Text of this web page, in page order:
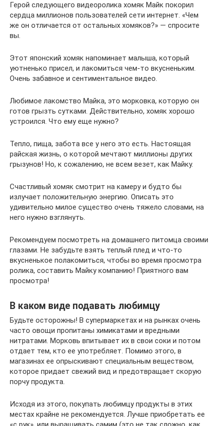
Герой следующего видеоролика хомяк Майк покорил
сердца миллионов пользователей сети интернет. «Чем
же он отличается от остальных хомяков?» — спросите
вы.
Этот японский хомяк напоминает малыша, который
уютненько присел, и лакомиться чем-то вкусненьким.
Очень забавное и сентиментальное видео.
Любимое лакомство Майка, это морковка, которую он
готов грызть сутками. Действительно, хомяк хорошо
устроился. Что ему еще нужно?
Тепло, пища, забота все у него это есть. Настоящая
райская жизнь, о которой мечтают миллионы других
грызунов! Но, к сожалению, не всем везет, как Майку.
Счастливый хомяк смотрит на камеру и будто бы
излучает положительную энергию. Описать это
удивительно милое существо очень тяжело словами, на
него нужно взглянуть.
Рекомендуем посмотреть на домашнего питомца своими
глазами. Не забудьте взять теплый плед и что-то
вкусненькое полакомиться, чтобы во время просмотра
ролика, составить Майку компанию! Приятного вам
просмотра!
В каком виде подавать любимцу
Будьте осторожны! В супермаркетах и на рынках очень
часто овощи пропитаны химикатами и вредными
нитратами. Морковь впитывает их в свои соки и потом
отдает тем, кто ее употребляет. Помимо этого, в
магазинах ее опрыскивают специальным веществом,
которое придает свежий вид и предотвращает скорую
порчу продукта.
Исходя из этого, покупать любимцу продукты в этих
местах крайне не рекомендуется. Лучше приобретать ее